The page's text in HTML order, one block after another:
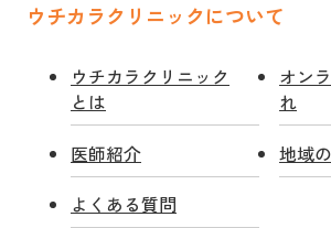
ウチカラクリニックについて
ウチカラクリニック
とは
オン
れ
医師紹介 地域
よくある質問